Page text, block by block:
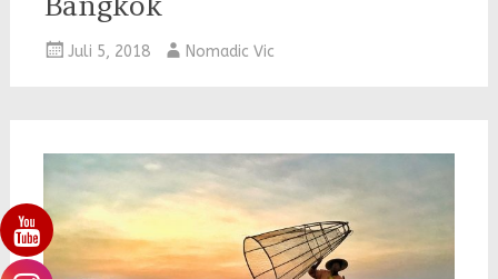
Juli 5, 2018 Nomadic Vic